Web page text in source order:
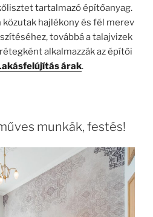
tartalmazó építőanyag.
hajlékony és fél merev
továbbá a talajvizek
alkalmazzák az építői
árak.
munkák, festés!